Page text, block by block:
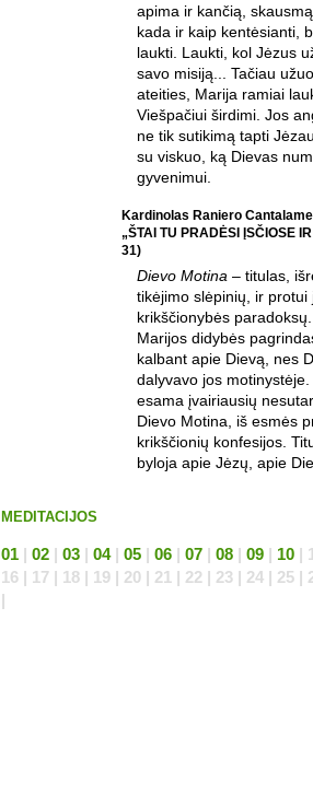
apima ir kančią,
kada ir kaip kentėsianti,
laukti. Laukti, kol Jėzus
savo misiją... Tačiau
ateities, Marija ramiai
Viešpačiui širdimi. Jos
ne tik sutikimą tapti
su viskuo, ką Dievas
gyvenimui.
Kardinolas Raniero
„ŠTAI TU PRADĖSI ĮSČIOSE
31)
Dievo Motina – titulas,
tikėjimo slėpinių, ir
krikščionybės
Marijos didybės
kalbant apie Dievą, nes
dalyvavo jos
esama įvairiausių
Dievo Motina, iš esmės
krikščionių konfesijos.
byloja apie Jėzų, apie
MEDITACIJOS
01 | 02 | 03 | 04| 05 | 06 | 07 | 08 | 09 | 10 |
16 | 17 | 18 | 19 | 20 | 21 | 22 | 23 | 24 | 25 |
|